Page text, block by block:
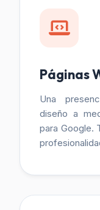
Páginas
Una
diseño a
para Google.